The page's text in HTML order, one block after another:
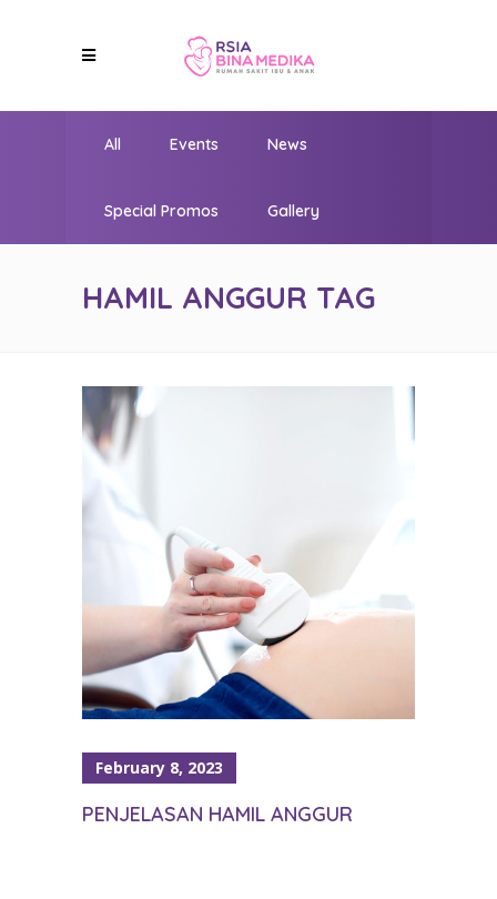
All Events News
Special Promos Gallery
HAMIL ANGGUR TAG
February 8, 2023
PENJELASAN HAMIL ANGGUR